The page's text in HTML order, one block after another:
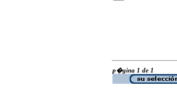
p�gina 1 de 1